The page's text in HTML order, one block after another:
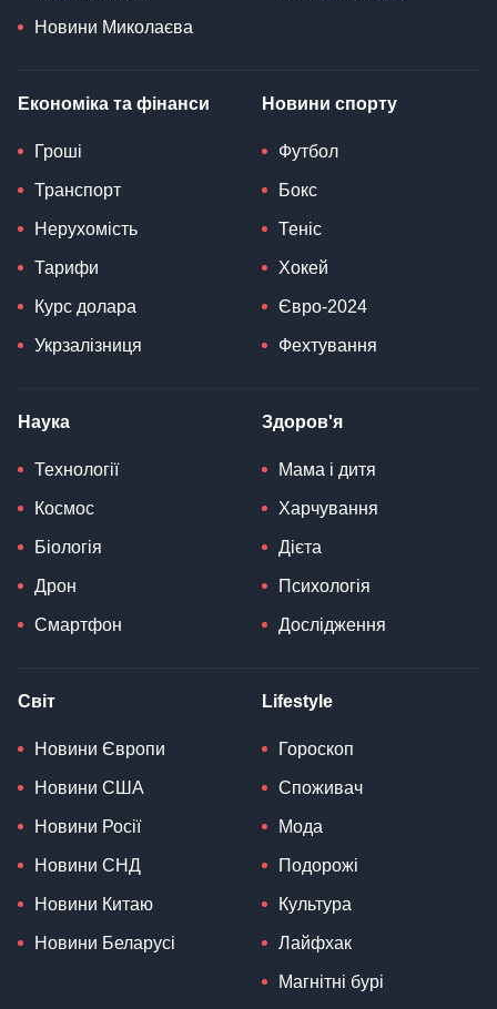
Новини Миколаєва
Економіка та фінанси
Гроші
Транспорт
Нерухомість
Тарифи
Курс долара
Укрзалізниця
Новини спорту
Футбол
Бокс
Теніс
Хокей
Євро-2024
Фехтування
Наука
Технології
Космос
Біологія
Дрон
Смартфон
Здоров'я
Мама і дитя
Харчування
Дієта
Психологія
Дослідження
Світ
Новини Європи
Новини США
Новини Росії
Новини СНД
Новини Китаю
Новини Беларусі
Lifestyle
Гороскоп
Споживач
Мода
Подорожі
Культура
Лайфхак
Магнітні бурі